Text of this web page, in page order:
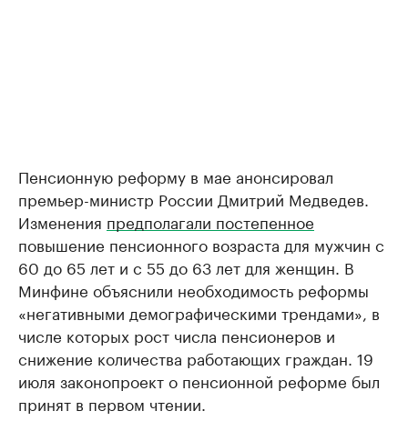
Пенсионную реформу в мае анонсировал
премьер-министр России Дмитрий Медведев.
Изменения предполагали постепенное
повышение пенсионного возраста для мужчин с
60 до 65 лет и с 55 до 63 лет для женщин. В
Минфине объяснили необходимость реформы
«негативными демографическими трендами», в
числе которых рост числа пенсионеров и
снижение количества работающих граждан. 19
июля законопроект о пенсионной реформе был
принят в первом чтении.